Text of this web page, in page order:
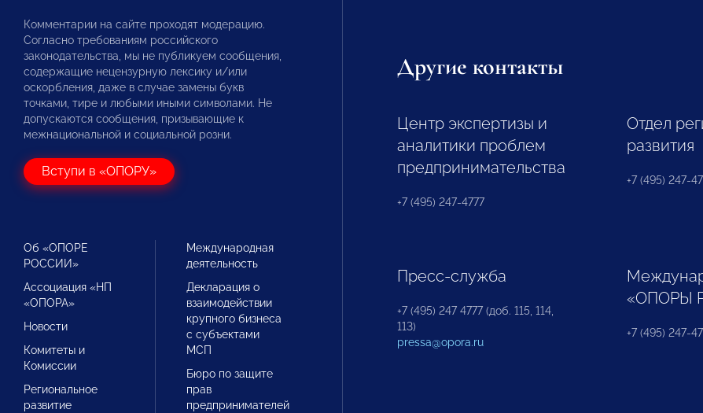
Комментарии на сайте проходят модерацию.
Согласно требованиям российского
законодательства, мы не публикуем сообщения,
содержащие нецензурную лексику и/или
оскорбления, даже в случае замены букв
точками, тире и любыми иными символами. Не
допускаются сообщения, призывающие к
межнациональной и социальной розни.
Вступи в «ОПОРУ»
Об «ОПОРЕ
РОССИИ»
Ассоциация «НП
«ОПОРА»
Новости
Комитеты и
Комиссии
Региональное
развитие
Международная
деятельность
Декларация о
взаимодействии
крупного бизнеса
с субъектами
МСП
Бюро по защите
прав
предпринимателей
Другие контакты
Центр экспертизы и
аналитики проблем
предпринимательства
+7 (495) 247-4777
Отдел
развития
+7 (495) 247-
Пресс-служба
+7 (495) 247 4777 (доб. 115, 114,
113)
pressa@opora.ru
«ОПОРЫ
+7 (495) 247-